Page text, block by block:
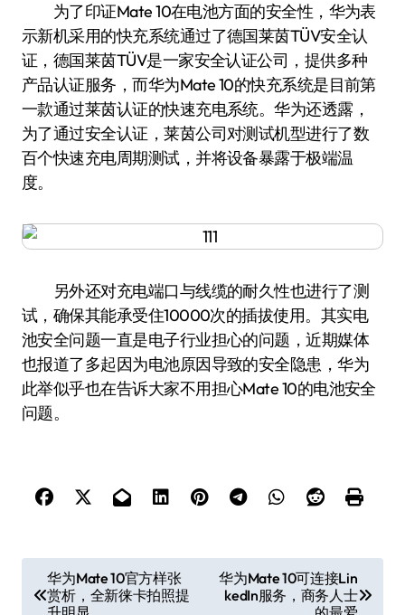
为了印证Mate 10在电池方面的安全性，华为表
示新机采用的快充系统通过了德国莱茵TÜV安全认
证，德国莱茵TÜV是一家安全认证公司，提供多种
产品认证服务，而华为Mate 10的快充系统是目前第
一款通过莱茵认证的快速充电系统。华为还透露，
为了通过安全认证，莱茵公司对测试机型进行了数
百个快速充电周期测试，并将设备暴露于极端温
度。
另外还对充电端口与线缆的耐久性也进行了测
试，确保其能承受住10000次的插拔使用。其实电
池安全问题一直是电子行业担心的问题，近期媒体
也报道了多起因为电池原因导致的安全隐患，华为
此举似乎也在告诉大家不用担心Mate 10的电池安全
问题。
章
华为Mate 10官方样张
赏析，全新徕卡拍照提
华为Mate 10可连接Lin
kedIn服务，商务人士